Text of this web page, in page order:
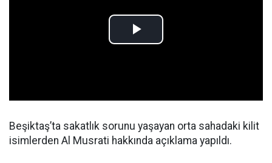
Beşiktaş’ta sakatlık sorunu yaşayan orta sahadaki kilit
isimlerden Al Musrati hakkında açıklama yapıldı.